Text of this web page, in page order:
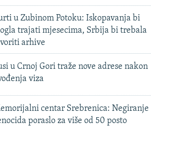
u Zubinom Potoku: Iskopavanja bi
trajati mjesecima, Srbija bi trebala
arhive
u Crnoj Gori traže nove adrese nakon
viza
centar Srebrenica: Negiranje
poraslo za više od 50 posto